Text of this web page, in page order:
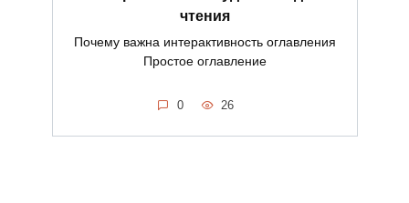
чтения
Почему важна интерактивность оглавления
Простое оглавление
0 26